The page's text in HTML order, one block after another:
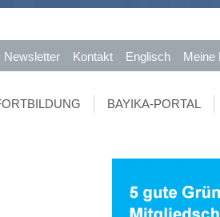
Newsletter Kontakt Englisch Meine
BAYIKA-PORTAL